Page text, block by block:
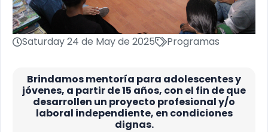
Saturday 24 de May de 2025 Programas
Brindamos mentoría para adolescentes y
jóvenes, a partir de 15 años, con el fin de que
desarrollen un proyecto profesional y/o
laboral independiente, en condiciones
dignas.